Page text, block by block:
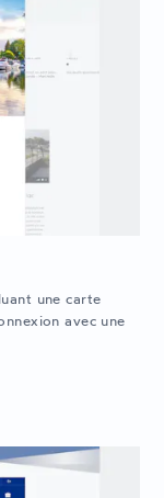
une carte
avec une